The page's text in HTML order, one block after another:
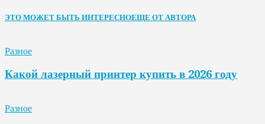
ЭТО МОЖЕТ БЫТЬ ИНТЕРЕСНОЕЩЕ ОТ АВТОРА
Разное
Какой лазерный принтер купить в 2026 году
Разное